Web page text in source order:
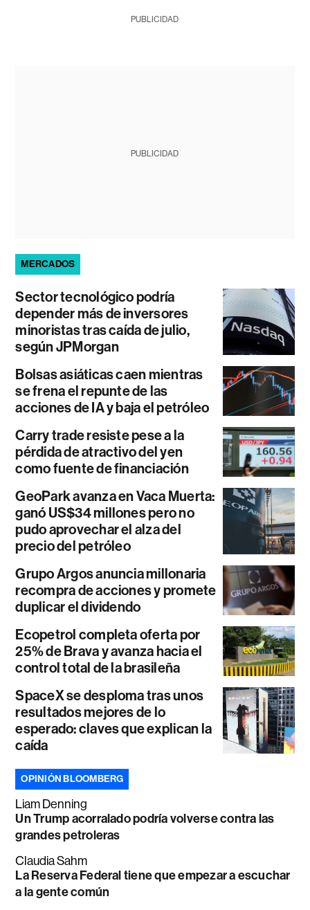
PUBLICIDAD
PUBLICIDAD
MERCADOS
Sector tecnológico podría
depender más de inversores
minoristas tras caída de julio,
según JPMorgan
Bolsas asiáticas caen mientras
se frena el repunte de las
acciones de IA y baja el petróleo
Carry trade resiste pese a la
pérdida de atractivo del yen
como fuente de financiación
GeoPark avanza en Vaca Muerta:
ganó US$34 millones pero no
pudo aprovechar el alza del
precio del petróleo
Grupo Argos anuncia millonaria
recompra de acciones y promete
duplicar el dividendo
Ecopetrol completa oferta por
25% de Brava y avanza hacia el
control total de la brasileña
SpaceX se desploma tras unos
resultados mejores de lo
esperado: claves que explican la
caída
OPINIÓN BLOOMBERG
Liam Denning
Un Trump acorralado podría volverse contra las
grandes petroleras
Claudia Sahm
La Reserva Federal tiene que empezar a escuchar
a la gente común